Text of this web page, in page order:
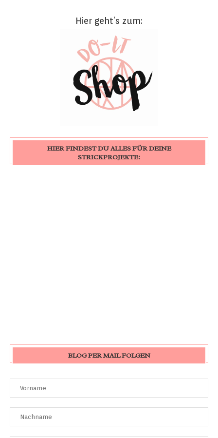
Hier geht’s zum:
HIER FINDEST DU ALLES FÜR DEINE
STRICKPROJEKTE:
BLOG PER MAIL FOLGEN